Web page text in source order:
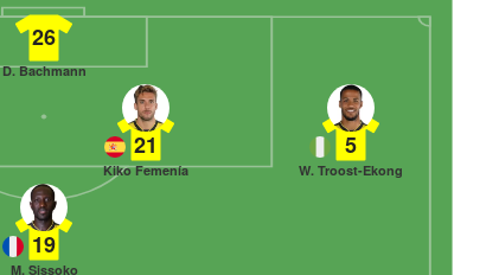
26
D. Bachmann
5
W. Troost-Ekong
21
Kiko Femenía
19
M. Sissoko